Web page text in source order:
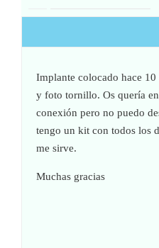
Implante colocado hace
y foto tornillo. Os quería
conexión pero no puedo
tengo un kit con todos los
me sirve.
Muchas gracias